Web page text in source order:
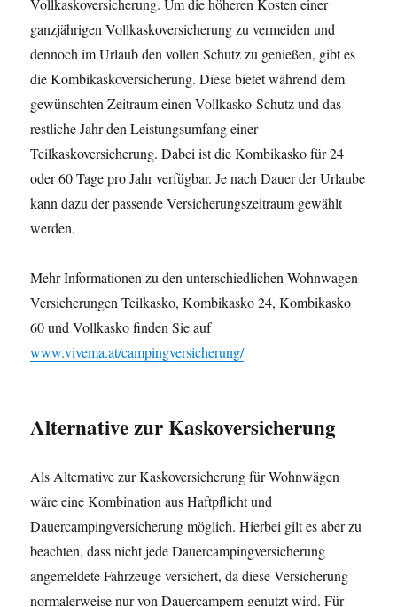
Vollkaskoversicherung. Um die höheren Kosten einer
ganzjährigen Vollkaskoversicherung zu vermeiden und
dennoch im Urlaub den vollen Schutz zu genießen, gibt es
die Kombikaskoversicherung. Diese bietet während dem
gewünschten Zeitraum einen Vollkasko-Schutz und das
restliche Jahr den Leistungsumfang einer
Teilkaskoversicherung. Dabei ist die Kombikasko für 24
oder 60 Tage pro Jahr verfügbar. Je nach Dauer der Urlaube
kann dazu der passende Versicherungszeitraum gewählt
werden.
Mehr Informationen zu den unterschiedlichen Wohnwagen-
Versicherungen Teilkasko, Kombikasko 24, Kombikasko
60 und Vollkasko finden Sie auf
www.vivema.at/campingversicherung/
Alternative zur Kaskoversicherung
Als Alternative zur Kaskoversicherung für Wohnwägen
wäre eine Kombination aus Haftpflicht und
Dauercampingversicherung möglich. Hierbei gilt es aber zu
beachten, dass nicht jede Dauercampingversicherung
angemeldete Fahrzeuge versichert, da diese Versicherung
normalerweise nur von Dauercampern genutzt wird. Für